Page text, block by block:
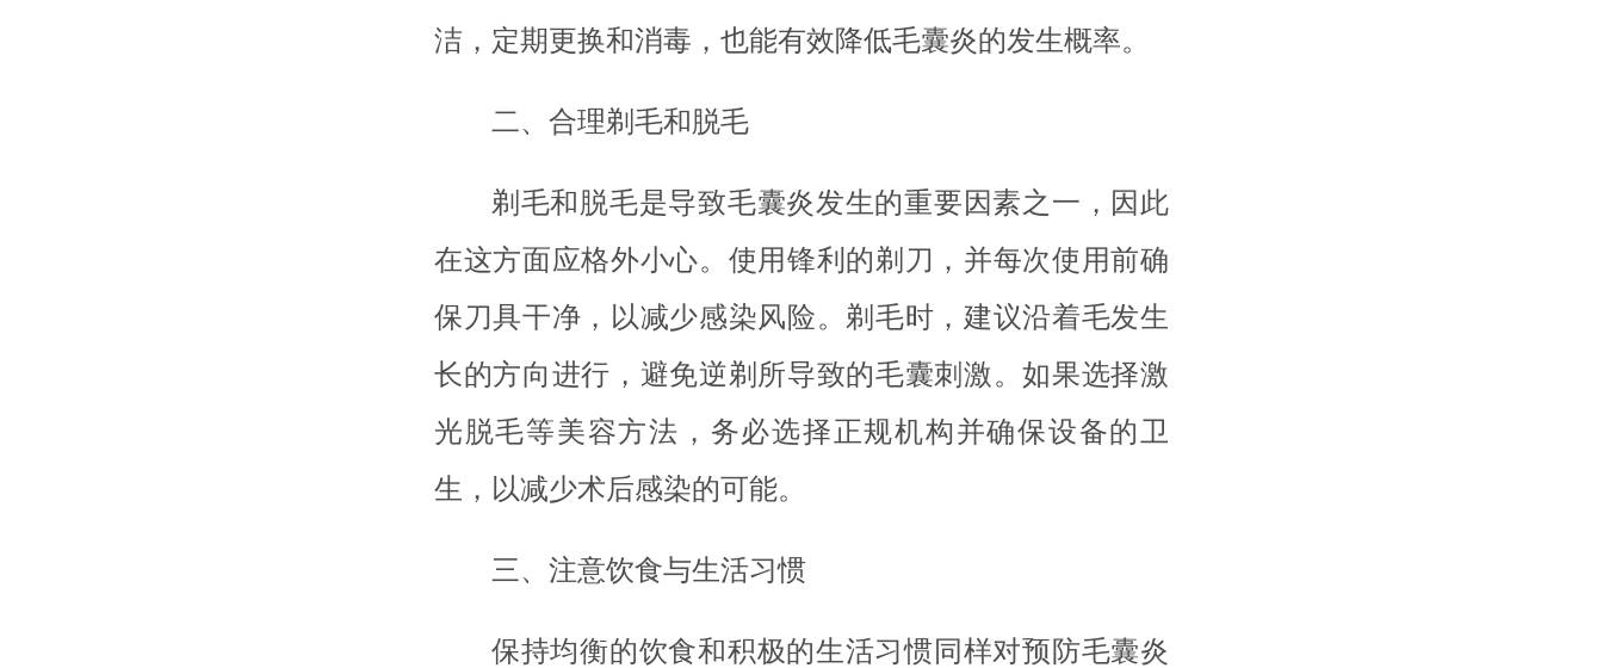
洁，定期更换和消毒，也能有效降低毛囊炎的发生概率。
二、合理剃毛和脱毛
剃毛和脱毛是导致毛囊炎发生的重要因素之一，因此
在这方面应格外小心。使用锋利的剃刀，并每次使用前确
保刀具干净，以减少感染风险。剃毛时，建议沿着毛发生
长的方向进行，避免逆剃所导致的毛囊刺激。如果选择激
光脱毛等美容方法，务必选择正规机构并确保设备的卫
生，以减少术后感染的可能。
三、注意饮食与生活习惯
保持均衡的饮食和积极的生活习惯同样对预防毛囊炎